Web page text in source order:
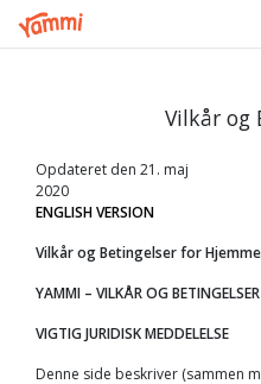
Vilkår og
Opdateret den 21. maj
ENGLISH VERSION
Vilkår og Betingelser for
YAMMI – VILKÅR OG
VIGTIG JURIDISK MEDDELELSE
Denne side beskriver (sammen